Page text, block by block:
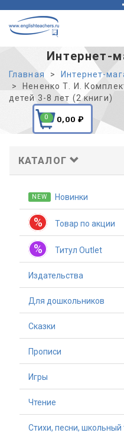
Интернет-
Главная
Интернет-
Нененко Т. И.
детей 3-8 лет (2 книги)
0 0,00 ₽
КАТАЛОГ
NEW Новинки
% Товар по акции
% Титул Outlet
Издательства
Для дошкольников
Сказки
Прописи
Игры
Чтение
Стихи, песни, школьный